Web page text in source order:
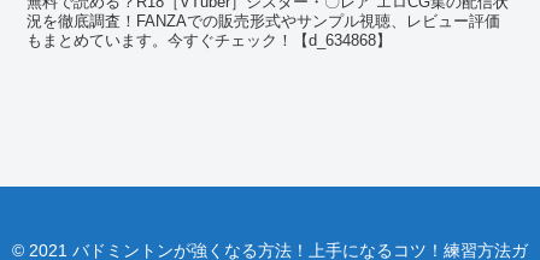
況を徹底調査！FANZAでの販売形式やサンプル視聴、レビュー評価
もまとめています。今すぐチェック！【d_634868】
© 2021 バドミントンが強くなる方法！上手になるコツ！練習方法ガ